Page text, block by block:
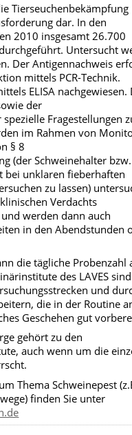
Tierseuchenbekämpfung
dar. In den
2010 insgesamt 26.700
Untersucht
Der Antigennachweis
mittels PCR-Technik.
ELISA nachgewiesen.
der
Fragestellungen
im Rahmen von
§ 8
(der Schweinehalter
bei unklaren fieberhaften
zu lassen)
Verdachts
werden dann auch
in den Abendstunden
die tägliche Probenzahl
des LAVES sind
und
die in der Routine
Geschehen gut
gehört zu den
auch wenn um die
Thema Schweinepest
finden Sie unter